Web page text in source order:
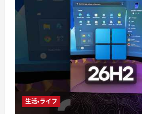
生活・ライフ